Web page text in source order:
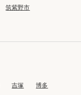
筑紫野市
吉塚
博多